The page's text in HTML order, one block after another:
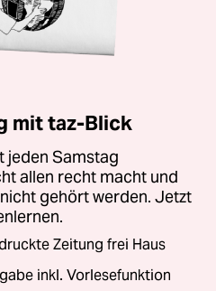
mit taz-Blick
jeden Samstag
allen recht macht und
gehört werden. Jetzt
Zeitung frei Haus
inkl. Vorlesefunktion